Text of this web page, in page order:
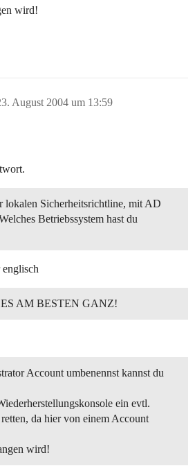
wird!
August 2004 um 13:59
lokalen Sicherheitsrichtline, mit AD
Betriebssystem hast du
AM BESTEN GANZ!
Account umbenennst kannst du
ein evtl.
da hier von einem Account
wird!